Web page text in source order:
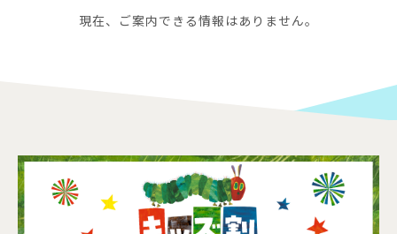
現在、ご案内できる情報はありません。